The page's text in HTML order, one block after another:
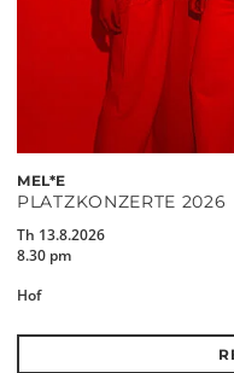
MEL*E
PLATZKONZERTE 2026
Th 13.8.2026
8.30 pm
Hof